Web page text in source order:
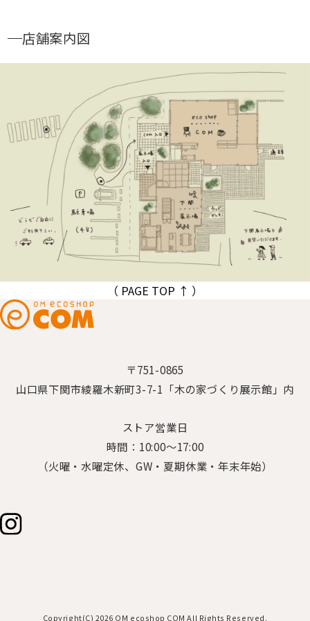
店舗案内図
（ PAGE TOP ↑ ）
〒751-0865
山口県下関市綾羅木新町3-7-1「木の家づくり展示館」内
ストア営業日
時間：10:00～17:00
（火曜・水曜定休、GW・夏期休業・年末年始）
Copyright(C) 2026 OM ecoshop COM All Rights Reserved.